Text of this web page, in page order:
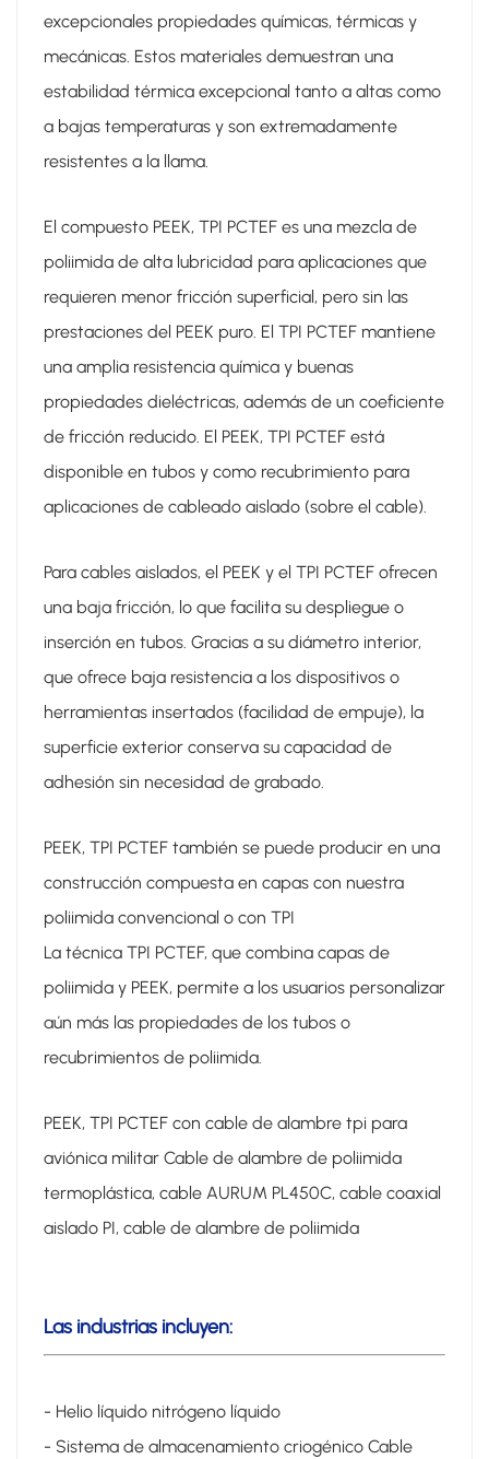
excepcionales propiedades químicas, térmicas y
mecánicas. Estos materiales demuestran una
estabilidad térmica excepcional tanto a altas como
a bajas temperaturas y son extremadamente
resistentes a la llama.
El compuesto PEEK, TPI PCTEF es una mezcla de
poliimida de alta lubricidad para aplicaciones que
requieren menor fricción superficial, pero sin las
prestaciones del PEEK puro. El TPI PCTEF mantiene
una amplia resistencia química y buenas
propiedades dieléctricas, además de un coeficiente
de fricción reducido. El PEEK, TPI PCTEF está
disponible en tubos y como recubrimiento para
aplicaciones de cableado aislado (sobre el cable).
Para cables aislados, el PEEK y el TPI PCTEF ofrecen
una baja fricción, lo que facilita su despliegue o
inserción en tubos. Gracias a su diámetro interior,
que ofrece baja resistencia a los dispositivos o
herramientas insertados (facilidad de empuje), la
superficie exterior conserva su capacidad de
adhesión sin necesidad de grabado.
PEEK, TPI PCTEF también se puede producir en una
construcción compuesta en capas con nuestra
poliimida convencional o con TPI
La técnica TPI PCTEF, que combina capas de
poliimida y PEEK, permite a los usuarios personalizar
aún más las propiedades de los tubos o
recubrimientos de poliimida.
PEEK, TPI PCTEF con cable de alambre tpi para
aviónica militar Cable de alambre de poliimida
termoplástica, cable AURUM PL450C, cable coaxial
aislado PI, cable de alambre de poliimida
Las industrias incluyen:
- Helio líquido nitrógeno líquido
- Sistema de almacenamiento criogénico Cable